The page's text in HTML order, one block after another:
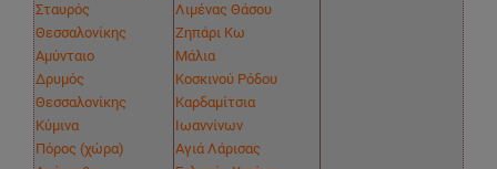
Σταυρός
Θεσσαλονίκης
Αμύνταιο
Δρυμός
Θεσσαλονίκης
Κύμινα
Πόρος (χώρα)
Λιμένας Θάσου
Ζηπάρι Κω
Μάλια
Κοσκινού Ρόδου
Καρδαμίτσια
Ιωαννίνων
Αγιά Λάρισας